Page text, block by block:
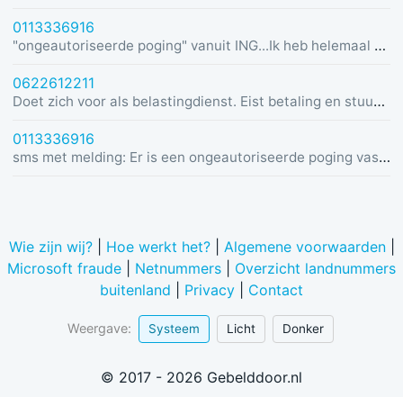
0113336916
"ongeautoriseerde poging" vanuit ING...Ik heb helemaal geen rekening bij ING :)
0622612211
Doet zich voor als belastingdienst. Eist betaling en stuurt link in bericht met dreiging van beslaglegging.
0113336916
sms met melding: Er is een ongeautoriseerde poging vastgesteld vanuit Duitsland was u dit niet? Bel de alarmlijn op 0113336916
Wie zijn wij?| Hoe werkt het?| Algemene voorwaarden|
Microsoft fraude
Netnummers
Overzicht landnummers
buitenland
Privacy Contact
Weergave: Systeem Licht Donker
© 2017 - 2026 Gebelddoor.nl